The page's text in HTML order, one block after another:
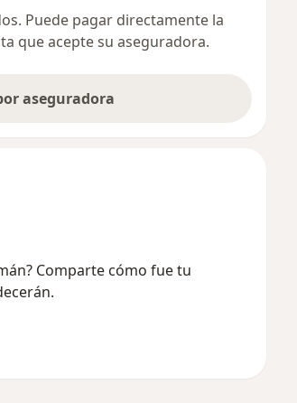
Puede pagar directamente la
que acepte su aseguradora.
aseguradora
Comparte cómo fue tu